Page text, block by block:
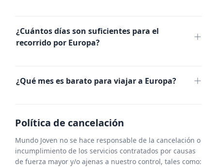
¿Cuántos días son suficientes para el
recorrido por Europa?
¿Qué mes es barato para viajar a Europa?
Tour Europa
Política de cancelación
Mundo Joven no se hace responsable de la cancelación o
incumplimiento de los servicios contratados por causas
de fuerza mayor y/o ajenas a nuestro control, tales como: